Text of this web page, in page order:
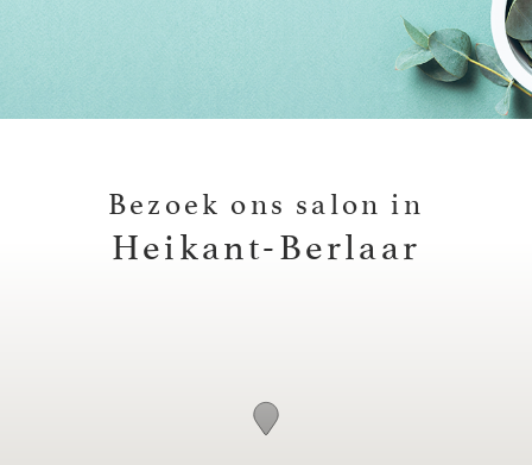
Bezoek ons salon in
Heikant-Berlaar